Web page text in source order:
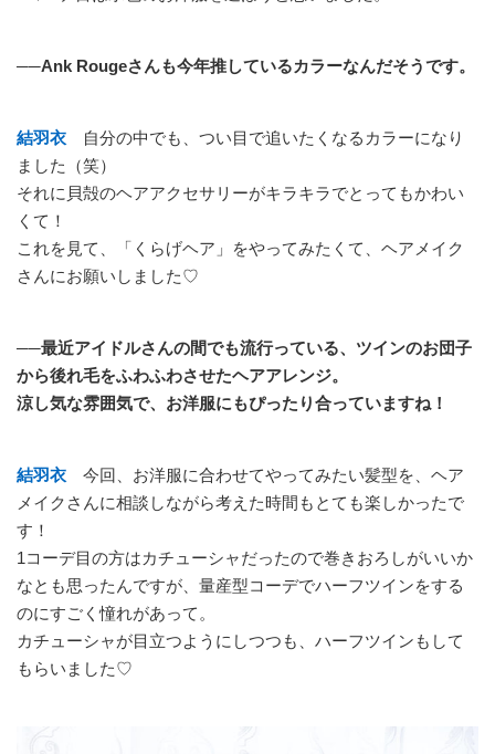
──Ank Rougeさんも今年推しているカラーなんだそうです。
結羽衣 自分の中でも、つい目で追いたくなるカラーになり
ました（笑）
それに貝殻のヘアアクセサリーがキラキラでとってもかわい
くて！
これを見て、「くらげヘア」をやってみたくて、ヘアメイク
さんにお願いしました♡
──最近アイドルさんの間でも流行っている、ツインのお団子
から後れ毛をふわふわさせたヘアアレンジ。
涼し気な雰囲気で、お洋服にもぴったり合っていますね！
結羽衣 今回、お洋服に合わせてやってみたい髪型を、ヘア
メイクさんに相談しながら考えた時間もとても楽しかったで
す！
1コーデ目の方はカチューシャだったので巻きおろしがいいか
なとも思ったんですが、量産型コーデでハーフツインをする
のにすごく憧れがあって。
カチューシャが目立つようにしつつも、ハーフツインもして
もらいました♡